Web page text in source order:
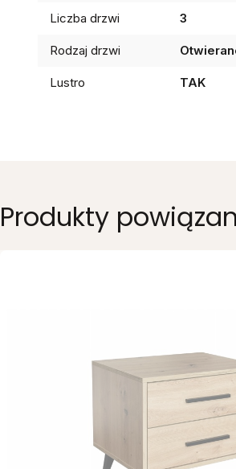
Liczba drzwi 3
Rodzaj drzwi
Lustro TAK
Produkty